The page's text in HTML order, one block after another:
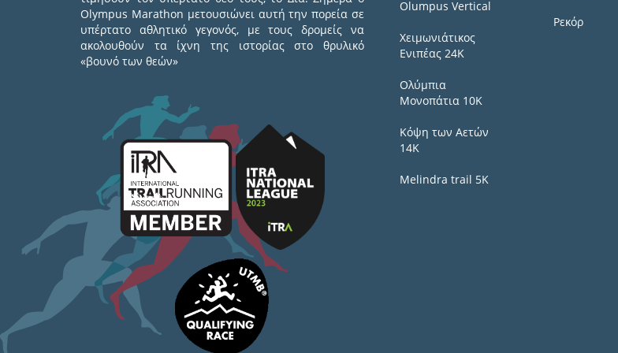
Olympus Marathon μετουσιώνει αυτή την πορεία σε
υπέρτατο αθλητικό γεγονός, με τους δρομείς να
ακολουθούν τα ίχνη της ιστορίας στο θρυλικό
«βουνό των θεών»
Olumpus Vertical
Χειμωνιάτικος
Ενιπέας 24Κ
Ολύμπια
Μονοπάτια 10Κ
Κόψη των Αετών
14Κ
Melindra trail 5Κ
Ρεκόρ